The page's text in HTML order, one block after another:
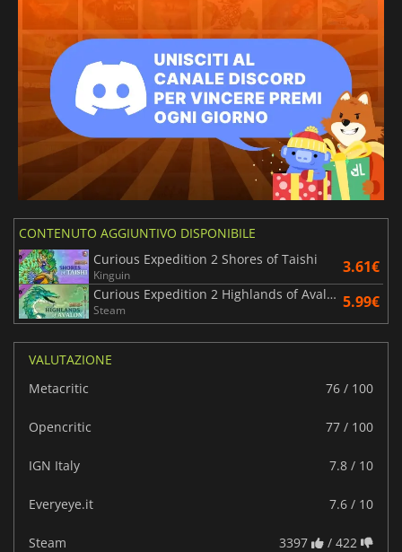
CONTENUTO AGGIUNTIVO DISPONIBILE
Curious Expedition 2 Shores of Taishi
Kinguin 3.61€
Curious Expedition 2 Highlands of Avalon
Steam 5.99€
VALUTAZIONE
Metacritic
76 / 100
Opencritic 77 / 100
IGN Italy 7.8 / 10
Everyeye.it 7.6 / 10
Steam 3397 / 422